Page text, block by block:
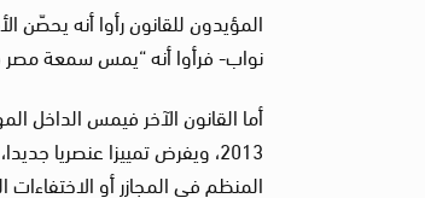
المؤيدون للقانون رأوا أنه
نواب- فرأوا أنه “يمس سمعة مصر
أما القانون الآخر فيمس الداخل
2013، ويفرض تمييزا عنصريا
المنظم في المجازر أو